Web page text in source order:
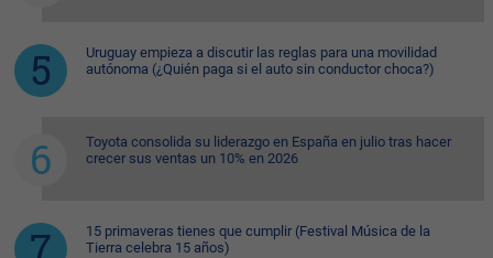
Uruguay empieza a discutir las reglas para una movilidad
autónoma (¿Quién paga si el auto sin conductor choca?)
Toyota consolida su liderazgo en España en julio tras hacer
crecer sus ventas un 10% en 2026
15 primaveras tienes que cumplir (Festival Música de la
Tierra celebra 15 años)